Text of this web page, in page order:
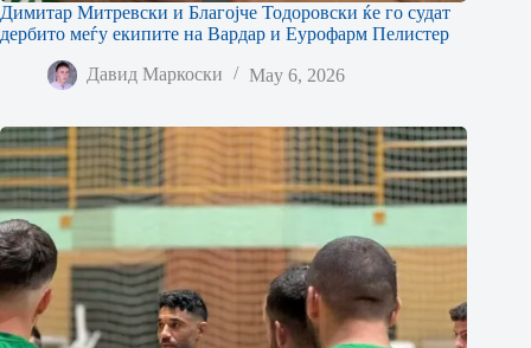
Димитар Митревски и Благојче Тодоровски ќе го судат
дербито меѓу екипите на Вардар и Еурофарм Пелистер
Давид Маркоски May 6, 2026